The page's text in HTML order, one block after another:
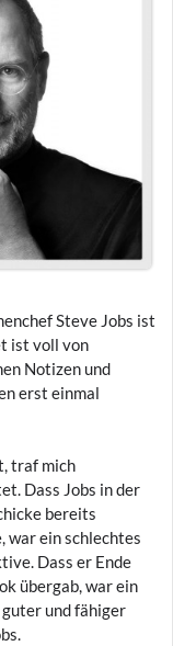
Steve Jobs ist
ist voll von
Notizen und
erst einmal
traf mich
Dass Jobs in der
bereits
war ein schlechtes
Dass er Ende
übergab, war ein
und fähiger